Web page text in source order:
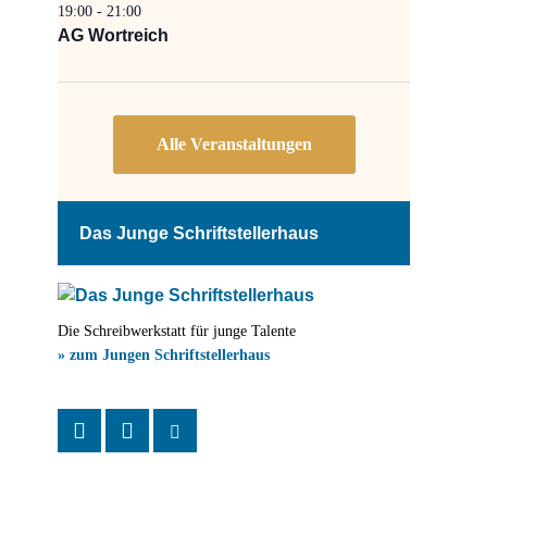
19:00 - 21:00
AG Wortreich
Das Junge Schriftstellerhaus
Die Schreibwerkstatt für junge Talente
» zum Jungen Schriftstellerhaus